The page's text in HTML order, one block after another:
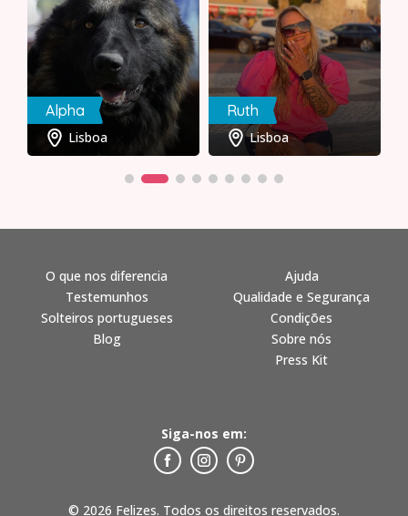
Alpha
Lisboa
Ruth
Lisboa
© 2026 Felizes. Todos os direitos reservados.
O que nos diferencia
Testemunhos
Solteiros portugueses
Blog
Ajuda
Qualidade e Segurança
Condições
Sobre nós
Press Kit
Siga-nos em: